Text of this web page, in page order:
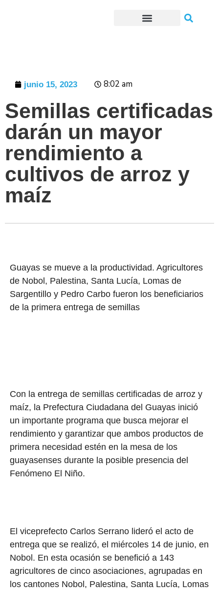
junio 15, 2023 8:02 am
Semillas certificadas
darán un mayor
rendimiento a
cultivos de arroz y
maíz
Guayas se mueve a la productividad. Agricultores
de Nobol, Palestina, Santa Lucía, Lomas de
Sargentillo y Pedro Carbo fueron los beneficiarios
de la primera entrega de semillas
Con la entrega de semillas certificadas de arroz y
maíz, la Prefectura Ciudadana del Guayas inició
un importante programa que busca mejorar el
rendimiento y garantizar que ambos productos de
primera necesidad estén en la mesa de los
guayasenses durante la posible presencia del
Fenómeno El Niño.
El viceprefecto Carlos Serrano lideró el acto de
entrega que se realizó, el miércoles 14 de junio, en
Nobol. En esta ocasión se benefició a 143
agricultores de cinco asociaciones, agrupadas en
los cantones Nobol, Palestina, Santa Lucía, Lomas